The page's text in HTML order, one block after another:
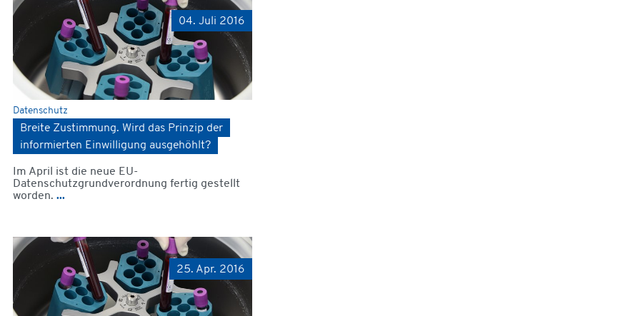
04. Juli 2016
Datenschutz
Breite Zustimmung. Wird das Prinzip der
informierten Einwilligung ausgehöhlt?
Im April ist die neue EU-
Datenschutzgrundverordnung fertig gestellt
worden. ...
25. Apr. 2016